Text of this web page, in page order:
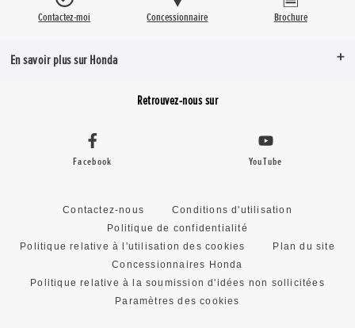
Contactez-moi Concessionnaire Brochure
En savoir plus sur Honda
Retrouvez-nous sur
Facebook YouTube
Contactez-nous
Conditions d'utilisation
Politique de confidentialité
Politique relative à l'utilisation des cookies
Plan du site
Concessionnaires Honda
Politique relative à la soumission d'idées non sollicitées
Paramètres des cookies